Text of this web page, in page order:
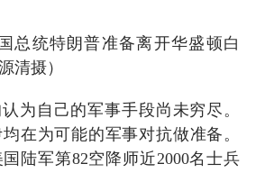
总统特朗普准备离开华盛顿白
清摄）
为自己的军事手段尚未穷尽。
在为可能的军事对抗做准备。
陆军第82空降师近2000名士兵